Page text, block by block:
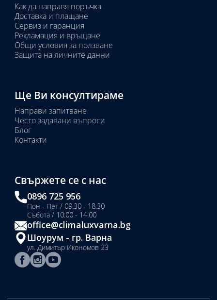
Как да направя поръчка
Доставка и плащане
Сервиз и гаранция
Рекламация и връщане
Общи условия за ползване
Защита на личните данни
Ще Ви консултираме
Направи запитване
Често задавани въпроси
Блог
Контакти
Свържете се с нас
0896 725 956
Пон - Пет / 09:30 - 18:30
Събота / 10:00 - 14:00
office@climaluxvarna.bg
Шоурум - гр. Варна
ул. Димитър Икономов 23